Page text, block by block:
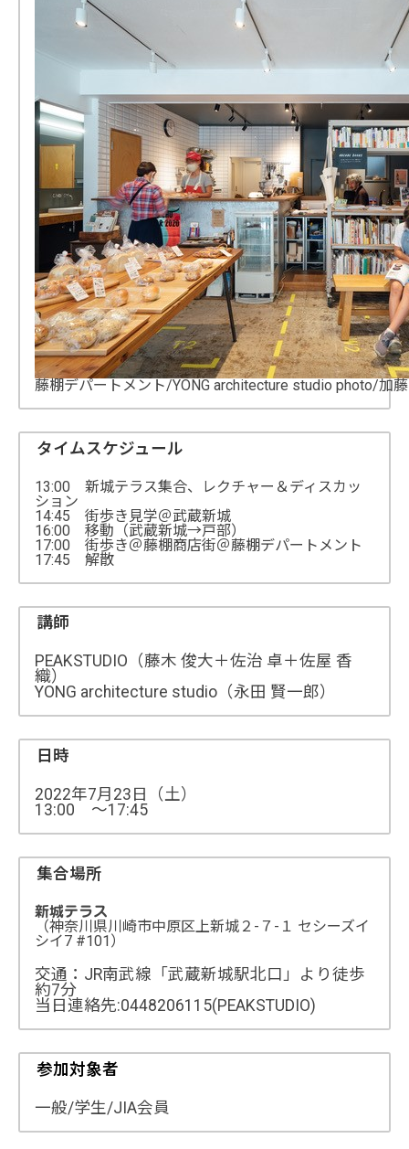
藤棚デパートメント/YONG architecture studio photo/加
タイムスケジュール
13:00 新城テラス集合、レクチャー＆ディスカッ
ション
14:45 街歩き見学＠武蔵新城
16:00 移動（武蔵新城→戸部）
17:00 街歩き＠藤棚商店街＠藤棚デパートメント
17:45 解散
講師
PEAKSTUDIO（藤木 俊大＋佐治 卓＋佐屋 香
織）
YONG architecture studio（永田 賢一郎）
日時
2022年7月23日（土）
13:00 ～17:45
集合場所
新城テラス
（神奈川県川崎市中原区上新城２-７-１ セシーズイ
シイ7 #101）
交通：JR南武線「武蔵新城駅北口」より徒歩
約7分
当日連絡先:0448206115(PEAKSTUDIO)
参加対象者
一般/学生/JIA会員